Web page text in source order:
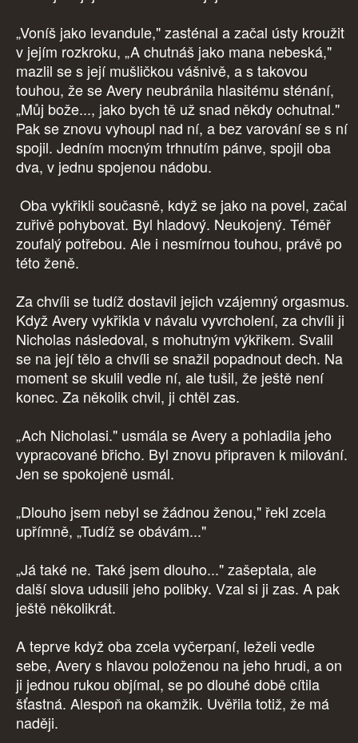
„Voníš jako levandule," zasténal a začal ústy kroužit
v jejím rozkroku, „A chutnáš jako mana nebeská,"
mazlil se s její mušličkou vášnivě, a s takovou
touhou, že se Avery neubránila hlasitému sténání,
„Můj bože..., jako bych tě už snad někdy ochutnal."
Pak se znovu vyhoupl nad ní, a bez varování se s ní
spojil. Jedním mocným trhnutím pánve, spojil oba
dva, v jednu spojenou nádobu.
Oba vykřikli současně, když se jako na povel, začal
zuřivě pohybovat. Byl hladový. Neukojený. Téměř
zoufalý potřebou. Ale i nesmírnou touhou, právě po
této ženě.
Za chvíli se tudíž dostavil jejich vzájemný orgasmus.
Když Avery vykřikla v návalu vyvrcholení, za chvíli ji
Nicholas následoval, s mohutným výkřikem. Svalil
se na její tělo a chvíli se snažil popadnout dech. Na
moment se skulil vedle ní, ale tušil, že ještě není
konec. Za několik chvil, ji chtěl zas.
„Ach Nicholasi." usmála se Avery a pohladila jeho
vypracované břicho. Byl znovu připraven k milování.
Jen se spokojeně usmál.
„Dlouho jsem nebyl se žádnou ženou," řekl zcela
upřímně, „Tudíž se obávám..."
„Já také ne. Také jsem dlouho..." zašeptala, ale
další slova udusili jeho polibky. Vzal si ji zas. A pak
ještě několikrát.
A teprve když oba zcela vyčerpaní, leželi vedle
sebe, Avery s hlavou položenou na jeho hrudi, a on
ji jednou rukou objímal, se po dlouhé době cítila
šťastná. Alespoň na okamžik. Uvěřila totiž, že má
naději.